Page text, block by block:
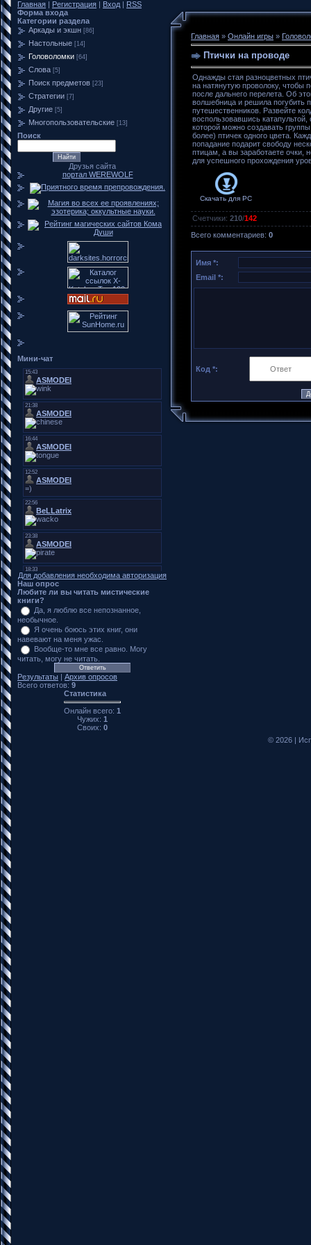
Главная | Регистрация | Вход | RSS
Форма входа
Категории раздела
Аркады и экшн [86]
Настольные [14]
Головоломки [64]
Слова [5]
Поиск предметов [23]
Стратегии [7]
Другие [5]
Многопользовательские [13]
Поиск
Друзья сайта
портал WEREWOLF
Мини-чат
Для добавления необходима авторизация
Наш опрос
Любите ли вы читать мистические
книги?
Да, я люблю все непознанное,
необычное.
Я очень боюсь этих книг, они
навевают на меня ужас.
Вообще-то мне все равно. Могу
читать, могу не читать.
Результаты | Архив опросов
Всего ответов: 9
Статистика
Онлайн всего: 1
Чужих: 1
Своих: 0
Главная » Онлайн игры »
Птички на проводе
Однажды стая разноцветных
на натянутую проволоку, чтобы
после дальнего перелета. Об
волшебница и решила погубить
путешественников. Развейте
воспользовавшись
которой можно создавать
более) птичек одного цвета.
попадание подарит свободу
птицам, а вы заработаете очки,
для успешного прохождения
Скачать для PC
Счетчики: 210/142
Всего комментариев: 0
Имя *:
Email *:
Код *:
© 2026|